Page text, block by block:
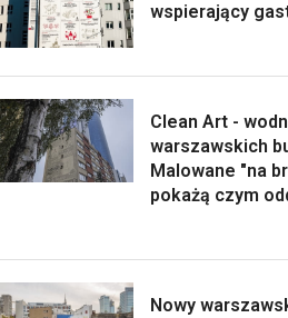
wspierający
Clean Art -
warszawskich
Malowane "na
pokażą czym
Nowy